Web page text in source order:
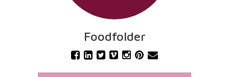
Foodfolder